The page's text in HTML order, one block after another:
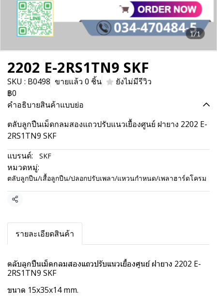
1/1
2202 E-2RS1TN9 SKF
SKU : B0498 ขายแล้ว 0 ชิ้น
ยังไม่มีรีวิว
฿0
คำอธิบายสินค้าแบบย่อ
ตลับลูกปืนเม็ดกลมสองแถวปรับแนวเยื้องศูนย์ ฝายาง 2202 E-
2RS1TN9 SKF
แบรนด์:
SKF
หมวดหมู่:
ตลับลูกปืน/เสื้อลูกปืน/ปลอกปรับเพลา/แหวนกำหนด/เพลาฮาร์ดโครม
แชร์
รายละเอียดสินค้า
ตลับลูกปืนเม็ดกลมสองแถวปรับแนวเยื้องศูนย์ ฝายาง 2202 E-
2RS1TN9 SKF
ขนาด 15x35x14 mm.